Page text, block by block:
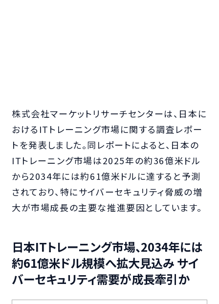
株式会社マーケットリサーチセンターは、日本に
おけるITトレーニング市場に関する調査レポー
トを発表しました。同レポートによると、日本の
ITトレーニング市場は2025年の約36億米ドル
から2034年には約61億米ドルに達すると予測
されており、特にサイバーセキュリティ脅威の増
大が市場成長の主要な推進要因としています。
日本ITトレーニング市場、2034年には
約61億米ドル規模へ拡大見込み サイ
バーセキュリティ需要が成長牽引か